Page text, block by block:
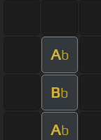
Ab
Bb
Ab